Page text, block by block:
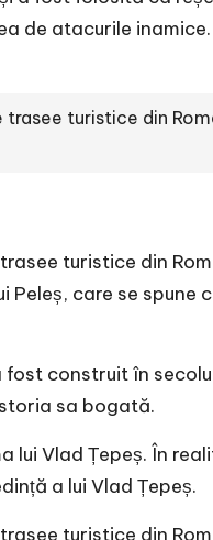
de atacurile
turistice din
turistice din
care se
construit în
sa bogată.
Vlad Țepeș. În
a lui Vlad Țepeș.
turistice din